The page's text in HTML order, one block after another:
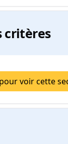
critères
voir cette